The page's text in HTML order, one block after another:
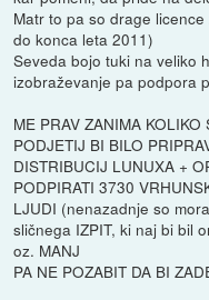
Matr to pa so drage
do konca leta 2011)
Seveda bojo tuki na veliko
izobraževanje pa podpora
ME PRAV ZANIMA
PODJETIJ BI BILO
DISTRIBUCIJ LUNUXA +
PODPIRATI 3730
LJUDI (nenazadnje so
sličnega IZPIT, ki naj bi bil
oz. MANJ
PA NE POZABIT DA BI